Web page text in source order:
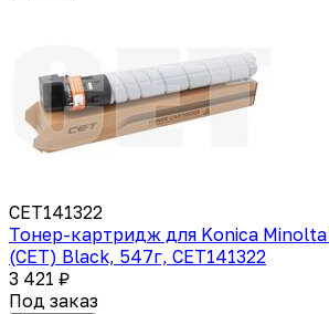
CET141322
Тонер-картридж для Konica Minolta
(CET) Black, 547г, CET141322
3 421 ₽
Под заказ